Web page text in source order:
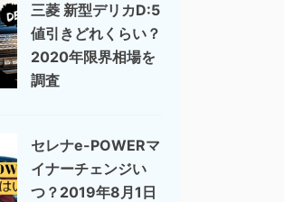
三菱 新型デリカD:5
値引きどれくらい？
2020年限界相場を
調査
セレナe-POWERマ
イナーチェンジい
つ？2019年8月1日